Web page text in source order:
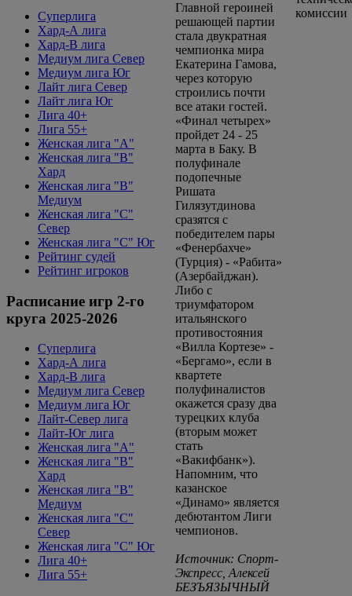
Суперлига
Хард-А лига
Хард-В лига
Медиум лига Север
Медиум лига Юг
Лайт лига Север
Лайт лига Юг
Лига 40+
Лига 55+
Женская лига "A"
Женская лига "B"
Хард
Женская лига "B"
Медиум
Женская лига "С"
Север
Женская лига "С" Юг
Рейтинг судей
Рейтинг игроков
Расписание игр 2-го
круга 2025-2026
Суперлига
Хард-А лига
Хард-В лига
Медиум лига Север
Медиум лига Юг
Лайт-Север лига
Лайт-Юг лига
Женская лига "А"
Женская лига "В"
Хард
Женская лига "В"
Медиум
Женская лига "C"
Север
Женская лига "C" Юг
Лига 40+
Лига 55+
Главной героиней
решающей партии
стала двукратная
чемпионка мира
Екатерина Гамова,
через которую
строились почти
все атаки гостей.
«Финал четырех»
пройдет 24 - 25
марта в Баку. В
полуфинале
подопечные
Ришата
Гилязутдинова
сразятся с
победителем пары
«Фенербахче»
(Турция) - «Рабита»
(Азербайджан).
Либо с
триумфатором
итальянского
противостояния
«Вилла Кортезе» -
«Бергамо», если в
квартете
полуфиналистов
окажется сразу два
турецких клуба
(вторым может
стать
«Вакифбанк»).
Напомним, что
казанское
«Динамо» является
дебютантом Лиги
чемпионов.
Источник: Спорт-
Экспресс, Алексей
БЕЗЪЯЗЫЧНЫЙ